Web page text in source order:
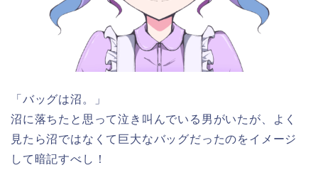
「バッグは沼。」
沼に落ちたと思って泣き叫んでいる男がいたが、よく
見たら沼ではなくて巨大なバッグだったのをイメージ
して暗記すべし！